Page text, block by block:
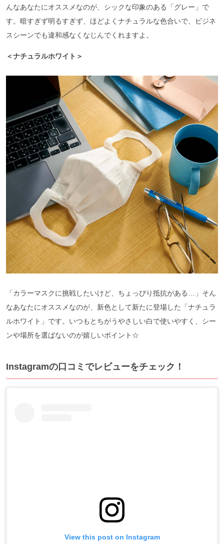
んなあなたにオススメなのが、シックな印象のある「グレー」で
す。暗すぎず明るすぎず、ほどよくナチュラルな色合いで、ビジネ
スシーンでも違和感なくなじんでくれますよ。
＜ナチュラルホワイト＞
「カラーマスクに挑戦したいけど、ちょっぴり抵抗がある…」そん
なあなたにオススメなのが、新色として新たに登場した「ナチュラ
ルホワイト」です。いつもとちがうやさしい白で使いやすく、シー
ンや場所を選ばないのが嬉しいポイント☆
Instagramの口コミでレビューをチェック！
View this post on Instagram